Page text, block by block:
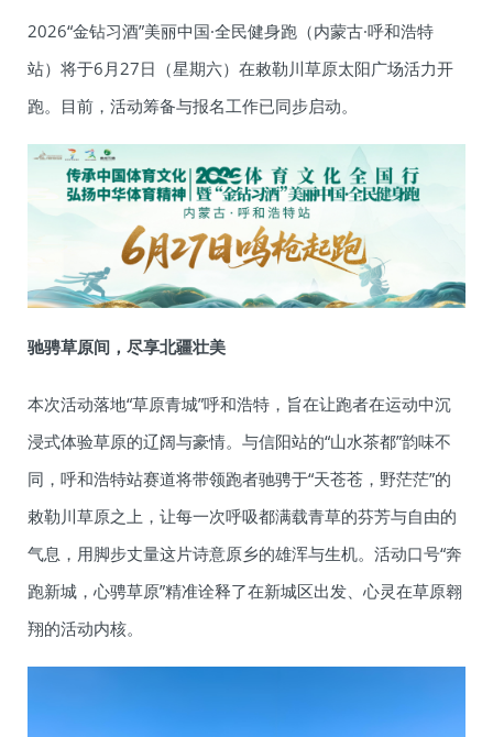
2026“金钻习酒”美丽中国·全民健身跑（内蒙古·呼和浩特
站）将于6月27日（星期六）在敕勒川草原太阳广场活力开
跑。目前，活动筹备与报名工作已同步启动。
驰骋草原间，尽享北疆壮美
本次活动落地“草原青城”呼和浩特，旨在让跑者在运动中沉
浸式体验草原的辽阔与豪情。与信阳站的“山水茶都”韵味不
同，呼和浩特站赛道将带领跑者驰骋于“天苍苍，野茫茫”的
敕勒川草原之上，让每一次呼吸都满载青草的芬芳与自由的
气息，用脚步丈量这片诗意原乡的雄浑与生机。活动口号“奔
跑新城，心骋草原”精准诠释了在新城区出发、心灵在草原翱
翔的活动内核。